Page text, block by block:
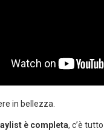
in bellezza.
è completa, c’è